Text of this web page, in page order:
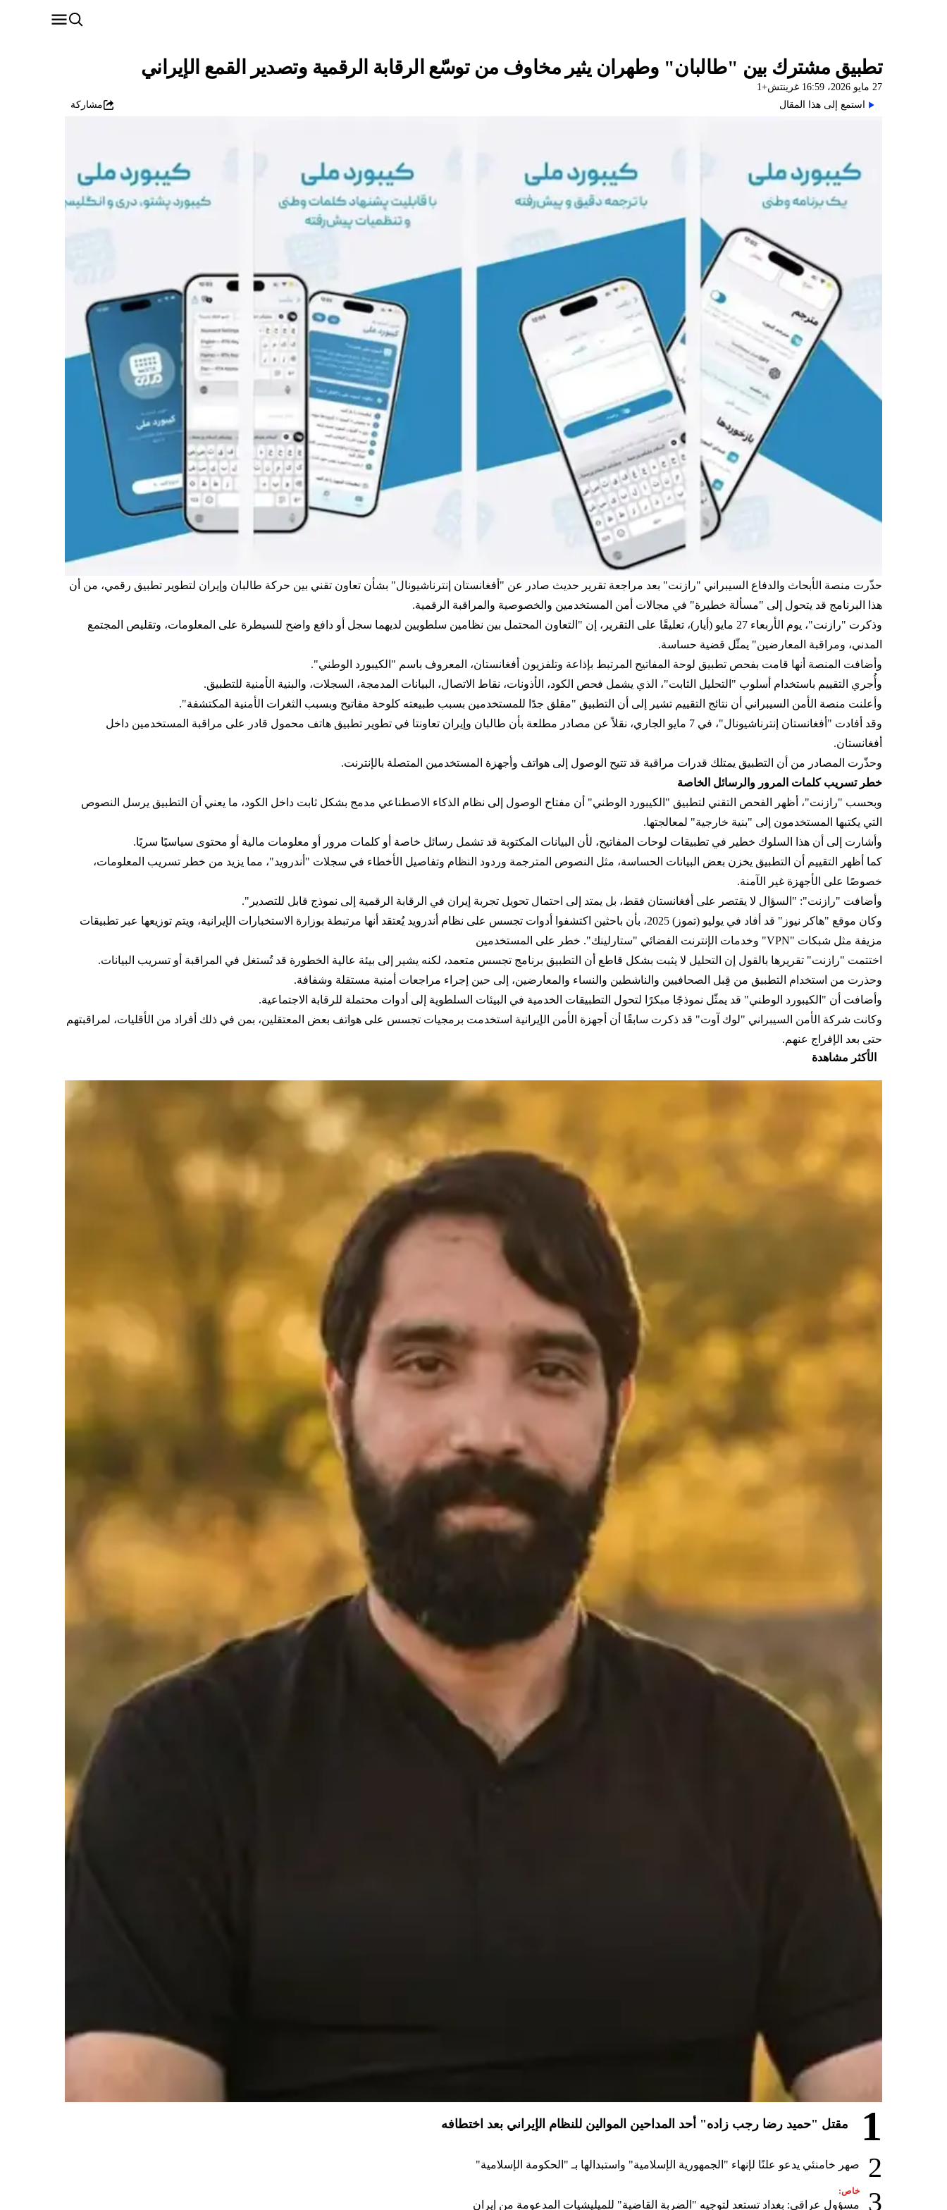
تطبيق مشترك بين "طالبان" وطهران يثير مخاوف من توسّع الرقابة الرقمية وتصدير القمع الإيراني
27 مايو 2026، 16:59 غرينتش+1
استمع إلى هذا المقال
مشاركة
حذّرت منصة الأبحاث والدفاع السيبراني "رازنت" بعد مراجعة تقرير حديث صادر عن "أفغانستان إنترناشيونال" بشأن تعاون تقني بين حركة طالبان وإيران لتطوير تطبيق رقمي، من أن
هذا البرنامج قد يتحول إلى "مسألة خطيرة" في مجالات أمن المستخدمين والخصوصية والمراقبة الرقمية.
وذكرت "رازنت"، يوم الأربعاء 27 مايو (أيار)، تعليقًا على التقرير، إن "التعاون المحتمل بين نظامين سلطويين لديهما سجل أو دافع واضح للسيطرة على المعلومات، وتقليص المجتمع
المدني، ومراقبة المعارضين" يمثّل قضية حساسة.
وأضافت المنصة أنها قامت بفحص تطبيق لوحة المفاتيح المرتبط بإذاعة وتلفزيون أفغانستان، المعروف باسم "الكيبورد الوطني".
وأُجري التقييم باستخدام أسلوب "التحليل الثابت"، الذي يشمل فحص الكود، الأذونات، نقاط الاتصال، البيانات المدمجة، السجلات، والبنية الأمنية للتطبيق.
وأعلنت منصة الأمن السيبراني أن نتائج التقييم تشير إلى أن التطبيق "مقلق جدًا للمستخدمين بسبب طبيعته كلوحة مفاتيح وبسبب الثغرات الأمنية المكتشفة".
وقد أفادت "أفغانستان إنترناشيونال"، في 7 مايو الجاري، نقلاً عن مصادر مطلعة بأن طالبان وإيران تعاونتا في تطوير تطبيق هاتف محمول قادر على مراقبة المستخدمين داخل
أفغانستان.
وحذّرت المصادر من أن التطبيق يمتلك قدرات مراقبة قد تتيح الوصول إلى هواتف وأجهزة المستخدمين المتصلة بالإنترنت.
خطر تسريب كلمات المرور والرسائل الخاصة
وبحسب "رازنت"، أظهر الفحص التقني لتطبيق "الكيبورد الوطني" أن مفتاح الوصول إلى نظام الذكاء الاصطناعي مدمج بشكل ثابت داخل الكود، ما يعني أن التطبيق يرسل النصوص
التي يكتبها المستخدمون إلى "بنية خارجية" لمعالجتها.
وأشارت إلى أن هذا السلوك خطير في تطبيقات لوحات المفاتيح، لأن البيانات المكتوبة قد تشمل رسائل خاصة أو كلمات مرور أو معلومات مالية أو محتوى سياسيًا سريًا.
كما أظهر التقييم أن التطبيق يخزن بعض البيانات الحساسة، مثل النصوص المترجمة وردود النظام وتفاصيل الأخطاء في سجلات "أندرويد"، مما يزيد من خطر تسريب المعلومات،
خصوصًا على الأجهزة غير الآمنة.
وأضافت "رازنت": "السؤال لا يقتصر على أفغانستان فقط، بل يمتد إلى احتمال تحويل تجربة إيران في الرقابة الرقمية إلى نموذج قابل للتصدير".
وكان موقع "هاكر نيوز" قد أفاد في يوليو (تموز) 2025، بأن باحثين اكتشفوا أدوات تجسس على نظام أندرويد يُعتقد أنها مرتبطة بوزارة الاستخبارات الإيرانية، ويتم توزيعها عبر تطبيقات
مزيفة مثل شبكات "VPN" وخدمات الإنترنت الفضائي "ستارلينك". خطر على المستخدمين
اختتمت "رازنت" تقريرها بالقول إن التحليل لا يثبت بشكل قاطع أن التطبيق برنامج تجسس متعمد، لكنه يشير إلى بيئة عالية الخطورة قد تُستغل في المراقبة أو تسريب البيانات.
وحذرت من استخدام التطبيق من قِبل الصحافيين والناشطين والنساء والمعارضين، إلى حين إجراء مراجعات أمنية مستقلة وشفافة.
وأضافت أن "الكيبورد الوطني" قد يمثّل نموذجًا مبكرًا لتحول التطبيقات الخدمية في البيئات السلطوية إلى أدوات محتملة للرقابة الاجتماعية.
وكانت شركة الأمن السيبراني "لوك آوت" قد ذكرت سابقًا أن أجهزة الأمن الإيرانية استخدمت برمجيات تجسس على هواتف بعض المعتقلين، بمن في ذلك أفراد من الأقليات، لمراقبتهم
حتى بعد الإفراج عنهم.
الأكثر مشاهدة
1 مقتل "حميد رضا رجب زاده" أحد المداحين الموالين للنظام الإيراني بعد اختطافه
2 صهر خامنئي يدعو علنًا لإنهاء "الجمهورية الإسلامية" واستبدالها بـ "الحكومة الإسلامية"
3 خاص:
مسؤول عراقي: بغداد تستعد لتوجيه "الضربة القاضية" للميليشيات المدعومة من إيران